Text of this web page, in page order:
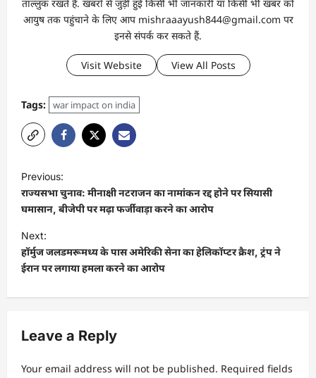
ताल्लुक रखते हैं. खबरों से जुड़ी हुई किसी भी जानकारी या किसी भी खबर को
आयुष तक पहुंचाने के लिए आप mishraaayush844@gmail.com पर
इनसे संपर्क कर सकते हैं.
Visit Website View All Posts
Tags: war impact on india
Previous:
राज्यसभा चुनाव: मीनाक्षी नटराजन का नामांकन रद्द होने पर सियासी
घमासान, बीजेपी पर मढ़ा फर्जीवाड़ा करने का आरोप
Next:
हॉर्मुज जलडमरूमध्य के पास अमेरिकी सेना का हेलिकॉप्टर क्रैश, ट्रंप ने
ईरान पर लगाया हमला करने का आरोप
Leave a Reply
Your email address will not be published. Required fields